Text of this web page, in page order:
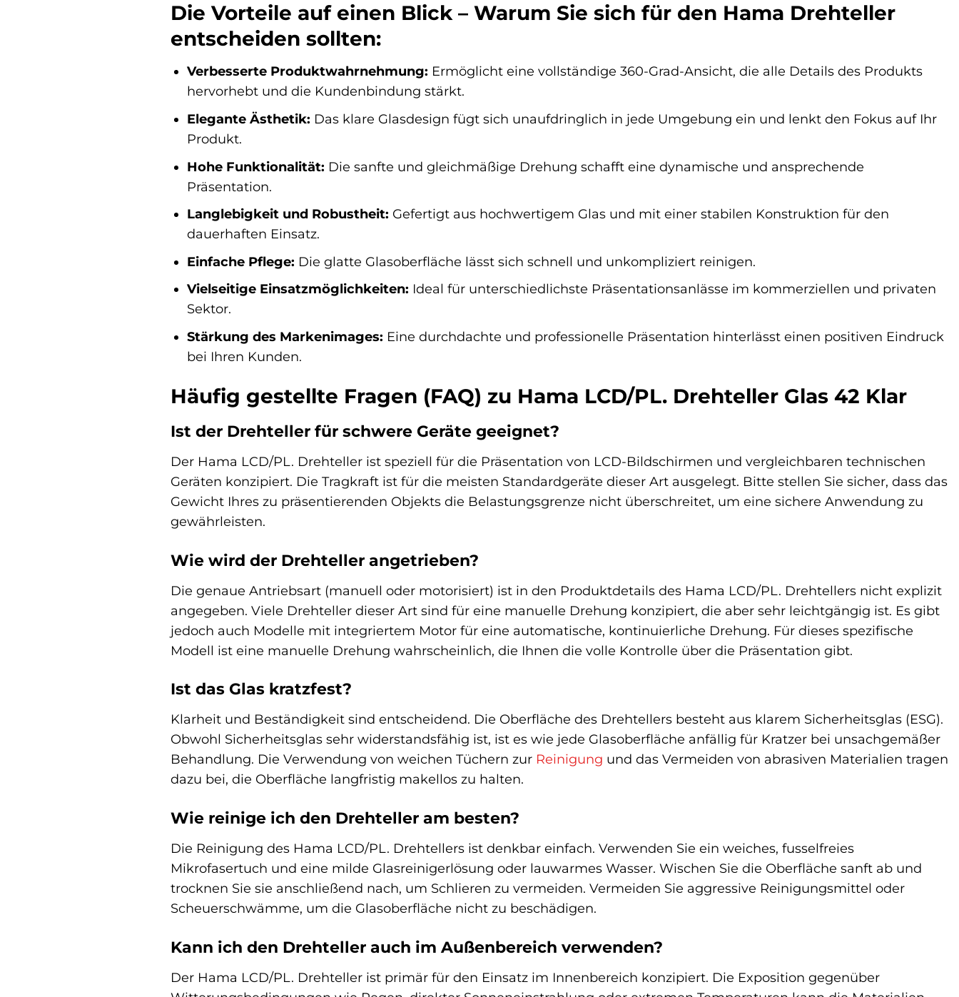
Die Vorteile auf einen Blick – Warum Sie sich für den Hama Drehteller
entscheiden sollten:
Verbesserte Produktwahrnehmung: Ermöglicht eine vollständige 360-Grad-Ansicht, die alle Details des Produkts
hervorhebt und die Kundenbindung stärkt.
Elegante Ästhetik: Das klare Glasdesign fügt sich unaufdringlich in jede Umgebung ein und lenkt den Fokus auf Ihr
Produkt.
Hohe Funktionalität: Die sanfte und gleichmäßige Drehung schafft eine dynamische und ansprechende
Präsentation.
Langlebigkeit und Robustheit: Gefertigt aus hochwertigem Glas und mit einer stabilen Konstruktion für den
dauerhaften Einsatz.
Einfache Pflege: Die glatte Glasoberfläche lässt sich schnell und unkompliziert reinigen.
Vielseitige Einsatzmöglichkeiten: Ideal für unterschiedlichste Präsentationsanlässe im kommerziellen und privaten
Sektor.
Stärkung des Markenimages: Eine durchdachte und professionelle Präsentation hinterlässt einen positiven Eindruck
bei Ihren Kunden.
Häufig gestellte Fragen (FAQ) zu Hama LCD/PL. Drehteller Glas 42 Klar
Ist der Drehteller für schwere Geräte geeignet?
Der Hama LCD/PL. Drehteller ist speziell für die Präsentation von LCD-Bildschirmen und vergleichbaren technischen
Geräten konzipiert. Die Tragkraft ist für die meisten Standardgeräte dieser Art ausgelegt. Bitte stellen Sie sicher, dass das
Gewicht Ihres zu präsentierenden Objekts die Belastungsgrenze nicht überschreitet, um eine sichere Anwendung zu
gewährleisten.
Wie wird der Drehteller angetrieben?
Die genaue Antriebsart (manuell oder motorisiert) ist in den Produktdetails des Hama LCD/PL. Drehtellers nicht explizit
angegeben. Viele Drehteller dieser Art sind für eine manuelle Drehung konzipiert, die aber sehr leichtgängig ist. Es gibt
jedoch auch Modelle mit integriertem Motor für eine automatische, kontinuierliche Drehung. Für dieses spezifische
Modell ist eine manuelle Drehung wahrscheinlich, die Ihnen die volle Kontrolle über die Präsentation gibt.
Ist das Glas kratzfest?
Klarheit und Beständigkeit sind entscheidend. Die Oberfläche des Drehtellers besteht aus klarem Sicherheitsglas (ESG).
Obwohl Sicherheitsglas sehr widerstandsfähig ist, ist es wie jede Glasoberfläche anfällig für Kratzer bei unsachgemäßer
Behandlung. Die Verwendung von weichen Tüchern zur Reinigung und das Vermeiden von abrasiven Materialien tragen
dazu bei, die Oberfläche langfristig makellos zu halten.
Wie reinige ich den Drehteller am besten?
Die Reinigung des Hama LCD/PL. Drehtellers ist denkbar einfach. Verwenden Sie ein weiches, fusselfreies
Mikrofasertuch und eine milde Glasreinigerlösung oder lauwarmes Wasser. Wischen Sie die Oberfläche sanft ab und
trocknen Sie sie anschließend nach, um Schlieren zu vermeiden. Vermeiden Sie aggressive Reinigungsmittel oder
Scheuerschwämme, um die Glasoberfläche nicht zu beschädigen.
Kann ich den Drehteller auch im Außenbereich verwenden?
Der Hama LCD/PL. Drehteller ist primär für den Einsatz im Innenbereich konzipiert. Die Exposition gegenüber